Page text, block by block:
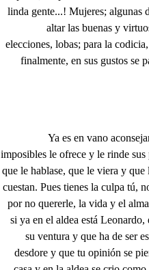
Ya es en vano aconsejarme, Silvia, porque el alma tierna mil imposibles le ofrece y le rinde sus potencias. Tú, Silvia, me aconsejaste que le hablase, que le viera y que le diese favores que a mí tan caro me cuestan. Pues tienes la culpa tú, no me aconsejes ni quieras que pierda, por no quererle, la vida y el alma mesma. Digo que tienes razón, pero si ya en el aldea está Leonardo, que ha sido el dichoso, pues es cierta su ventura y que ha de ser esposo tuyo, no quieras que tu fama se desdore y que tu opinión se pierda. Lisardo es un labrador que en tu casa y en la aldea se crio como villano. ¡Ay, Silvia, que su presencia me tiene muerta de amores! ¡Si es lo mismo dé sospechas! Apenas vino Leonardo a casarse a aquesta aldea conmigo contra razón, pues, al fin, mi gusto fuerzan, cuando vieras a Lisardo vertiendo lágrimas tiernas despedirse de mí. ¡Ay, Silvia!, pudiera ablandar mil peñas. Díjome: "Jacinta hermosa, yo confieso que mis prendas no son dignas de gozar esa divina belleza, que son villanas al fin; mas, por el Dios que gobierna los movimientos divinos desde la divina esfera, que pues que no he sido digno de gozar tus niñas bellas y en esos divinos ojos otra vez me hicieron señas, que he de partirme y no ver que a Leonardo el alma entregas, siendo para mí tirana y para mi amor de piedra. Yo me iré a la guerra, al fin, donde, escalando una cerca, una bala me derribe y dé conmigo en la tierra; que claro está que quien vio esos ojos y esas bellas puertas de coral divino decirme cosas tan tiernas que no ha de poder sufrir que a otra mano, y mano ajena, se dediquen y se entreguen con voluntad y firmeza." Con esto se despidió, y sabe Dios que quisiera impedirle con mis brazos, Silvia, y con el alma mesma; pero el honor y él amor, que batallaban con fuerza, uno por amar y otro por hacerle resistencia, me detuvieron al fin; pero al mismo punto vieras que quedé ciega y confusa entre profundas tinieblas, que es imposible vivir. Mira que el amor te ciega; no des crédito a los ojos, que lo peor te aconsejan. Leonardo viene a casarse contigo; de su hacienda y su nobleza bien sabes los méritos que hay en ellas. Lisardo es un labrador que en aquesta humilde aldea ha guardado de tu padre tantas escuadras de ovejas; mira qué dirán de ti si a tal caballero dejas por un pobre labrador... ¡Ay, Silvia, si tú no fueras causa de que yo le hablara, causa de que yo le viera, nunca yo a mi voluntad hiciera tan grande fuerza. Mas entrose por el alma al punto que la vio abierta, y aunque después cerrar quise, fue en vano tan gran quimera. En efeto, ¿que tú quieres no olvidarle? ¿En eso piensas? Antes verás que del cielo se desaten las estrellas, o que haya ingenio en los hombres que del mar cuente la arena que yo le olvide; antes hoy, para que más claro veas este amor inadvertido y esta voluntad opuesta, a la ciudad he enviado por un vestido que a prueba de mi resistencia firme están sus puntadas hechas. Con este rico vestido y una preciosa cadena, que hoy, Silvia, le llevarás, le contarás mi tristeza y mi pena y el dolor que siento en ver que se ausenta a la guerra. Has hecho bien; porque, al fin, de esa manera vendrá a valer y a lucir y tu voluntad ¡honesta no dará a Leonardo celos en el alma y la paciencia. Jacinta, Calla, porque viene aquí. ¡Parece que trae tristeza! En los ojos y en el alma bien clara, Silvia, la muestra. Aquí está tu bella esposa. Y tan fiera como bella, pues mis intentos no estima y mis finezas no precia. Muerto estoy, ¡viven los cielos!, de ver que su resistencia sea tanta con mi amor. Llega a hablarla, a amarla prueba. ¿Cómo podré, si sus ojos, que son divinas estrellas adonde el sol resplandece entre los rayos que engendra con tanta crueldad me miran, me tratan con tal soberbia, que desmaya la esperanza y la vida vive